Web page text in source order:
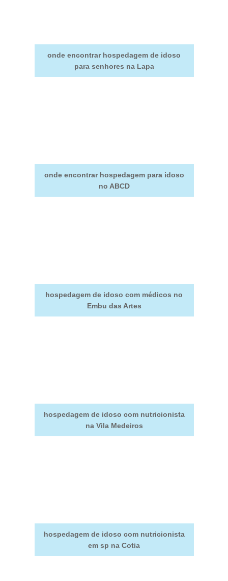
onde encontrar hospedagem de idoso
para senhores na Lapa
onde encontrar hospedagem para idoso
no ABCD
hospedagem de idoso com médicos no
Embu das Artes
hospedagem de idoso com nutricionista
na Vila Medeiros
hospedagem de idoso com nutricionista
em sp na Cotia